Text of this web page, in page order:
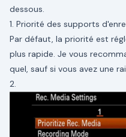
dessous.
1. Priorité des supports
Par défaut, la priorité est
plus rapide. Je vous
quel, sauf si vous avez une
2.